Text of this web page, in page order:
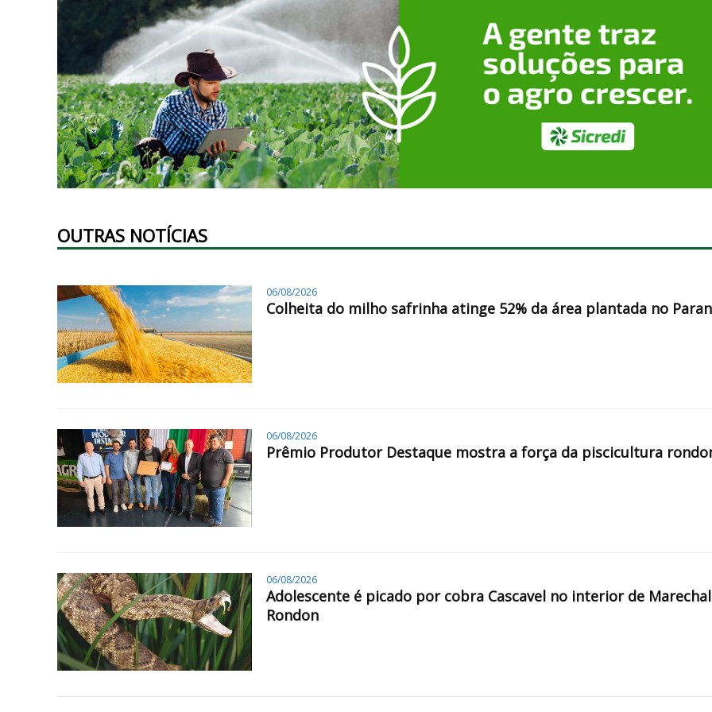
OUTRAS NOTÍCIAS
06/08/2026
Colheita do milho safrinha atinge 52% da área plantada no
06/08/2026
Prêmio Produtor Destaque mostra a força da piscicultura
06/08/2026
Adolescente é picado por cobra Cascavel no interior de Marechal
Rondon